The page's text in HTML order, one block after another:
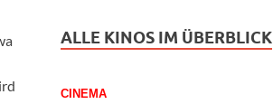
ALLE KINOS IM ÜBERBLICK
CINEMA